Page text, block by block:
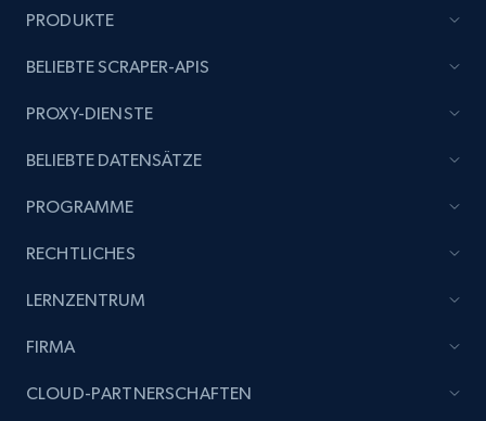
PRODUKTE
BELIEBTE SCRAPER-APIS
PROXY-DIENSTE
BELIEBTE DATENSÄTZE
PROGRAMME
RECHTLICHES
LERNZENTRUM
FIRMA
CLOUD-PARTNERSCHAFTEN